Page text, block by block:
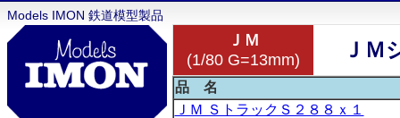
Models IMON 鉄道模型製品
ＪＭ
(1/80 G=13mm)
ＪＭ
品 名
ＪＭ ＳトラックＳ２８８ｘ１